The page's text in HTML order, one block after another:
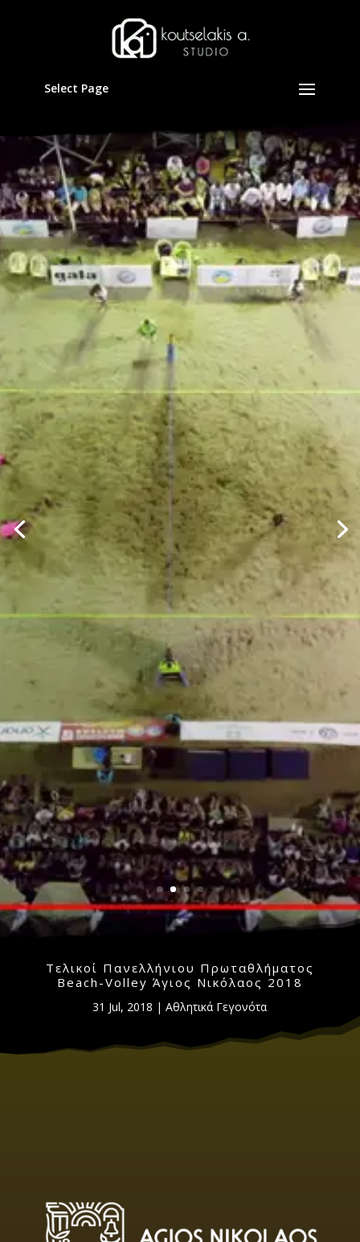
Select Page
Τελικοί Πανελλήνιου Πρωταθλήματος
Beach-Volley Άγιος Νικόλαος 2018
31 Jul, 2018 |Αθλητικά Γεγονότα